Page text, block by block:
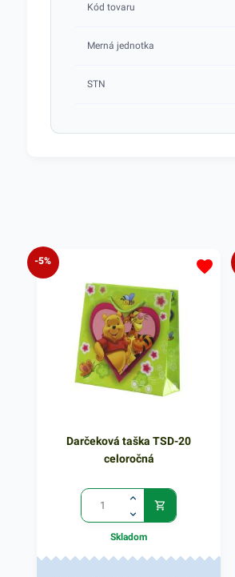
Kód tovaru
Merná jednotka
STN
-5%
Darčeková taška TSD-20
celoročná
Skladom